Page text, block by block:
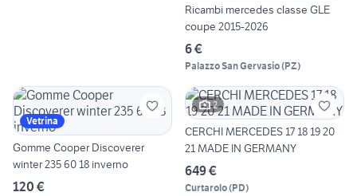
Ricambi mercedes classe GLE
coupe 2015-2026
6 €
Palazzo San Gervasio(PZ)
Vetrina
Gomme Cooper Discoverer
winter 235 60 18 inverno
120 €
2
CERCHI MERCEDES 17 18 19 20
21 MADE IN GERMANY
649 €
Curtarolo(PD)